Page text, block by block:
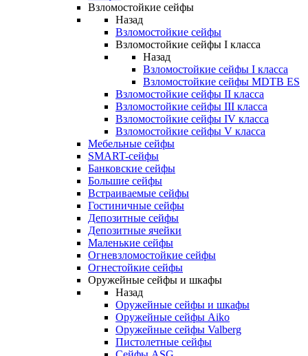
Взломостойкие сейфы
Назад
Взломостойкие сейфы
Взломостойкие сейфы I класса
Назад
Взломостойкие сейфы I класса
Взломостойкие сейфы MDTB ES
Взломостойкие сейфы II класса
Взломостойкие сейфы III класса
Взломостойкие сейфы IV класса
Взломостойкие сейфы V класса
Мебельные сейфы
SMART-сейфы
Банковские сейфы
Большие сейфы
Встраиваемые сейфы
Гостиничные сейфы
Депозитные сейфы
Депозитные ячейки
Маленькие сейфы
Огневзломостойкие сейфы
Огнестойкие сейфы
Оружейные сейфы и шкафы
Назад
Оружейные сейфы и шкафы
Оружейные сейфы Aiko
Оружейные сейфы Valberg
Пистолетные сейфы